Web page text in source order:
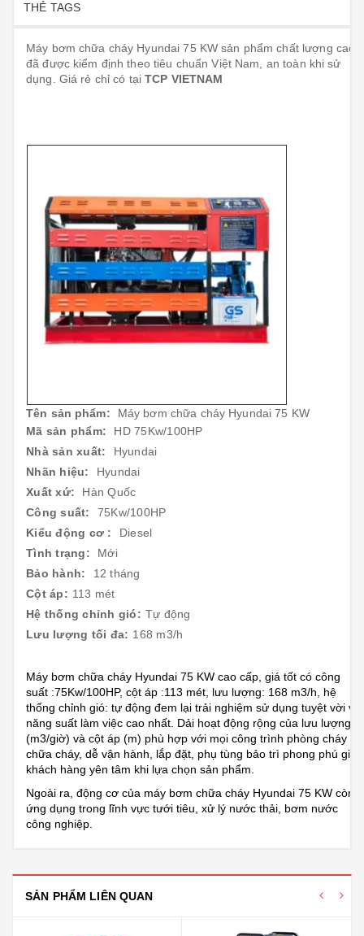
THẺ TAGS
Máy bơm chữa cháy Hyundai 75 KW sản phẩm chất lượng cao
đã được kiểm định theo tiêu chuẩn Việt Nam, an toàn khi sử
dụng. Giá rẻ chỉ có tạiTCP VIETNAM
Tên sản phẩm:
Máy bơm chữa cháy Hyundai 75 KW
Mã sản phẩm:
HD 75Kw/100HP
Nhà sản xuất:
Hyundai
Nhãn hiệu:
Hyundai
Xuất xứ:
Hàn Quốc
Công suất:
75Kw/100HP
Kiểu động cơ :
Diesel
Tình trạng:
Mới
Bảo hành:
12 tháng
Cột áp: 113 mét
Hệ thống chỉnh gió: Tự động
Lưu lượng tối đa: 168 m3/h
Máy bơm chữa cháy Hyundai 75 KW cao cấp, giá tốt có công
suất :75Kw/100HP, cột áp :113 mét, lưu lượng: 168 m3/h, hệ
thống chỉnh gió: tự động đem lại trải nghiệm sử dụng tuyệt vời và
năng suất làm việc cao nhất. Dải hoạt động rộng của lưu lượng
(m3/giờ) và cột áp (m) phù hợp với mọi công trình phòng cháy
chữa cháy, dễ vận hành, lắp đặt, phụ tùng bảo trì phong phú giúp
khách hàng yên tâm khi lựa chọn sản phẩm.
Ngoài ra, động cơ của máy bơm chữa cháy Hyundai 75 KW còn
ứng dụng trong lĩnh vực tưới tiêu, xử lý nước thải, bơm nước
công nghiệp.
SẢN PHẨM LIÊN QUAN